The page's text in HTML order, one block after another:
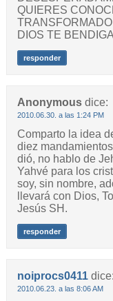
QUIERES
DIOS TE
responder
Anonymous dice:
2010.06.30. a las 1:24 PM
Comparto la idea
diez
dió, no hablo de
Yahvé para los
soy, sin nombre,
llevará con Dios,
Jesús SH.
responder
noiprocs0411 dice:
2010.06.23. a las 8:06 AM